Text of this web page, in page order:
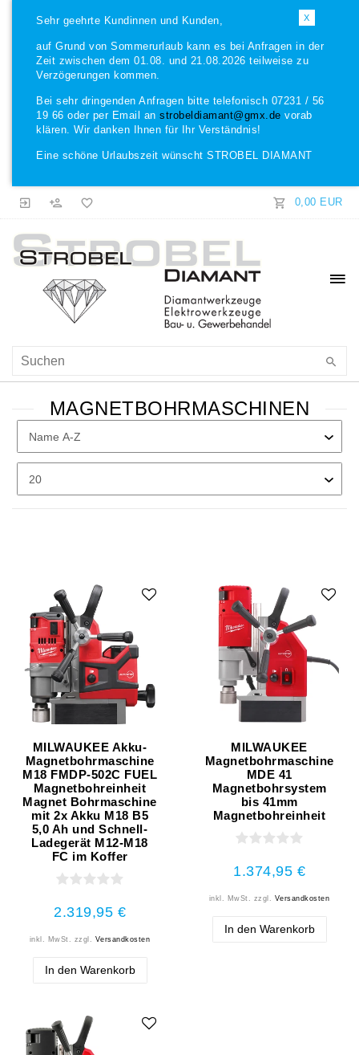
X
Sehr geehrte Kundinnen und Kunden,
auf Grund von Sommerurlaub kann es bei Anfragen in der
Zeit zwischen dem 01.08. und 21.08.2026 teilweise zu
Verzögerungen kommen.
Bei sehr dringenden Anfragen bitte telefonisch 07231 / 56
19 66 oder per Email an strobeldiamant@gmx.de vorab
klären. Wir danken Ihnen für Ihr Verständnis!
Eine schöne Urlaubszeit wünscht STROBEL DIAMANT
0,00 EUR
MAGNETBOHRMASCHINEN
MILWAUKEE Akku-
Magnetbohrmaschine
M18 FMDP-502C FUEL
Magnetbohreinheit
Magnet Bohrmaschine
mit 2x Akku M18 B5
5,0 Ah und Schnell-
Ladegerät M12-M18
FC im Koffer
2.319,95 €
inkl. MwSt. zzgl. Versandkosten
In den Warenkorb
MILWAUKEE
Magnetbohrmaschine
MDE 41
Magnetbohrsystem
bis 41mm
Magnetbohreinheit
1.374,95 €
inkl. MwSt. zzgl. Versandkosten
In den Warenkorb